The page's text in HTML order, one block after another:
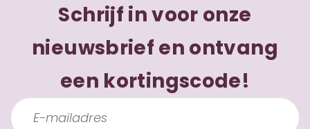
Schrijf in voor onze
nieuwsbrief en ontvang
een kortingscode!